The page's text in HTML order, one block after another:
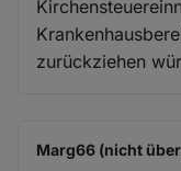
zurückziehen
Marg66 (nicht